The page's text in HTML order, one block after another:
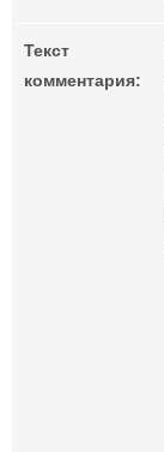
Текст
комментария: